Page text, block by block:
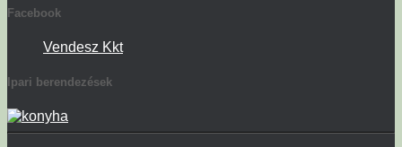
Facebook
Vendesz Kkt
Ipari berendezések